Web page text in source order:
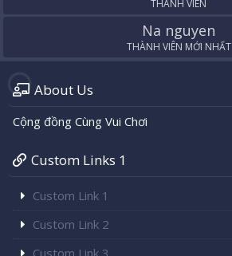
THÀNH VIÊN
Na nguyen
THÀNH VIÊN MỚI NHẤT
About Us
Cộng đồng Cùng Vui Chơi
Custom Links 1
Custom Link 1
Custom Link 2